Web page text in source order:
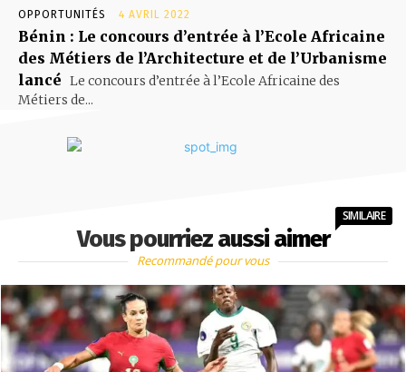
OPPORTUNITÉS 4 AVRIL 2022
Bénin : Le concours d’entrée à l’Ecole Africaine
des Métiers de l’Architecture et de l’Urbanisme
lancé Le concours d’entrée à l’Ecole Africaine des
Métiers de...
Vous pourriez aussi aimer
SIMILAIRE
Recommandé pour vous